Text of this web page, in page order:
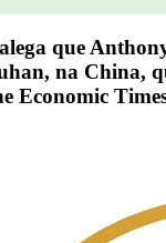
que
na China,
Economic